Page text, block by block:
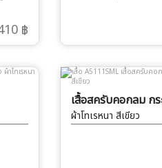
฿
เสื้อสครับคอกลม กร
ผ้าโทเรหนา สีเขียว